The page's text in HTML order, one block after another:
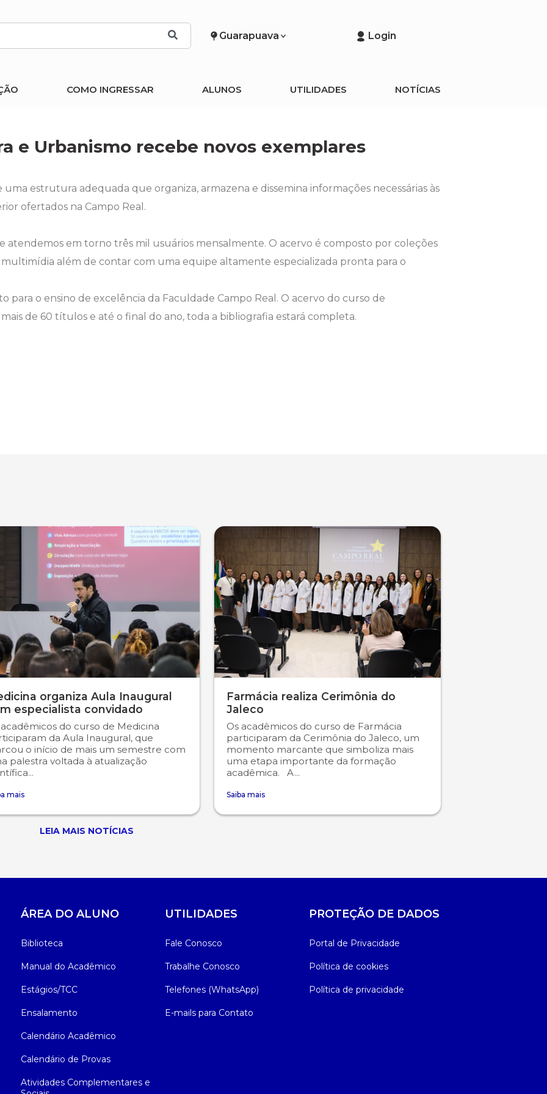
Guarapuava Login
COMO INGRESSAR ALUNOS UTILIDADES NOTÍCIAS
e Urbanismo recebe novos exemplares
estrutura adequada que organiza, armazena e dissemina informações necessárias às
ofertados na Campo Real.
atendemos em torno três mil usuários mensalmente. O acervo é composto por coleções
multimídia além de contar com uma equipe altamente especializada pronta para o
o ensino de excelência da Faculdade Campo Real. O acervo do curso de
de 60 títulos e até o final do ano, toda a bibliografia estará completa.
organiza Aula Inaugural
especialista convidado
acadêmicos do curso de Medicina
da Aula Inaugural, que
o início de mais um semestre com
palestra voltada à atualização
mais
Farmácia realiza Cerimônia do
Jaleco
Os acadêmicos do curso de Farmácia
participaram da Cerimônia do Jaleco, um
momento marcante que simboliza mais
uma etapa importante da formação
acadêmica. A...
Saiba mais
LEIA MAIS NOTÍCIAS
ÁREA DO ALUNO
Biblioteca
Manual do Acadêmico
Estágios/TCC
Ensalamento
Calendário Acadêmico
Calendário de Provas
Atividades Complementares e
UTILIDADES
Fale Conosco
Trabalhe Conosco
Telefones (WhatsApp)
E-mails para Contato
PROTEÇÃO DE DADOS
Portal de Privacidade
Política de cookies
Política de privacidade